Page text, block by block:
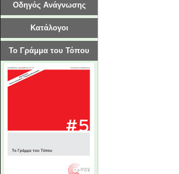
Οδηγός Ανάγνωσης
Κατάλογοι
Το Γράμμα του Τόπου